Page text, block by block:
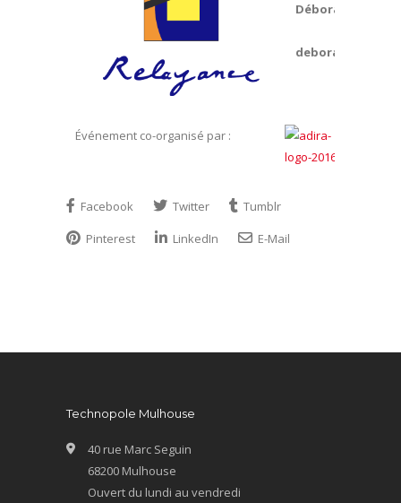
Déborah Will,
Événement co-organisé par :
Facebook Twitter
Tumblr
Pinterest
LinkedIn E-Mail
Technopole Mulhouse
40 rue Marc Seguin
68200 Mulhouse
Ouvert du lundi au vendredi